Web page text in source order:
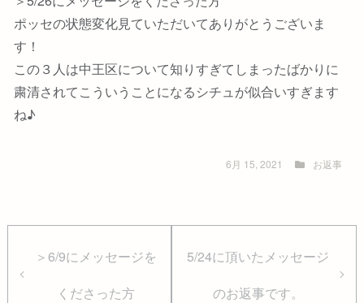
ポッセの状態変化見ていただいてありがとうございま
す！
この３人は中王区について知りすぎてしまったばかりに
粛清されてこういうことになるシチュが似合いすぎます
ね♪
6月 15, 2021 お返事
＞6/9にメッセージを
くださった方
5/24に頂いたメッセージ
のお返事です。